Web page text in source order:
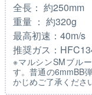
全長： 約250mm
重量 ： 約320g
最高初速：40m/s
推奨ガス：
※マルシンSMブル
す。普通の6mmBB
かじめご了承くださ